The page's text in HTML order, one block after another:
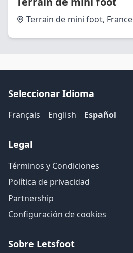
Terrain de mini foot, France
Seleccionar Idioma
Français English Español
Legal
Términos y Condiciones
Política de privacidad
Partnership
Configuración de cookies
Sobre Letsfoot